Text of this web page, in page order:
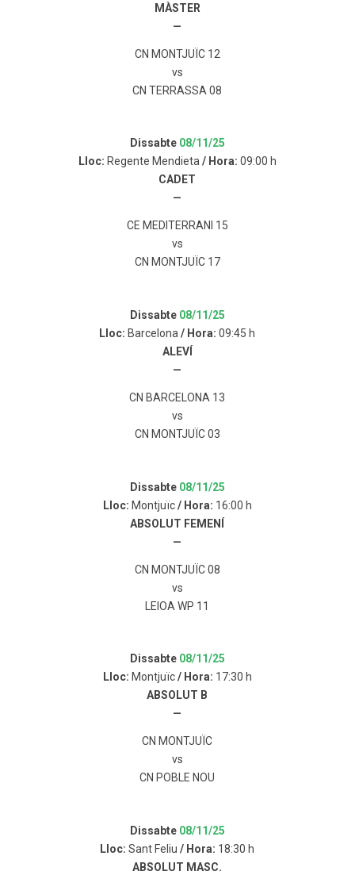
MÀSTER
—
CN MONTJUÏC 12
vs
CN TERRASSA 08
Dissabte 08/11/25
Lloc: Regente Mendieta/ Hora: 09:00 h
CADET
—
CE MEDITERRANI 15
vs
CN MONTJUÏC 17
Dissabte 08/11/25
Lloc: Barcelona / Hora:09:45 h
ALEVÍ
—
CN BARCELONA 13
vs
CN MONTJUÏC 03
Dissabte 08/11/25
Lloc: Montjuïc/ Hora: 16:00 h
ABSOLUT FEMENÍ
—
CN MONTJUÏC 08
vs
LEIOA WP 11
Dissabte 08/11/25
Lloc: Montjuïc/ Hora: 17:30 h
ABSOLUT B
—
CN MONTJUÏC
vs
CN POBLE NOU
Dissabte 08/11/25
Lloc:Sant Feliu / Hora: 18:30 h
ABSOLUT MASC.